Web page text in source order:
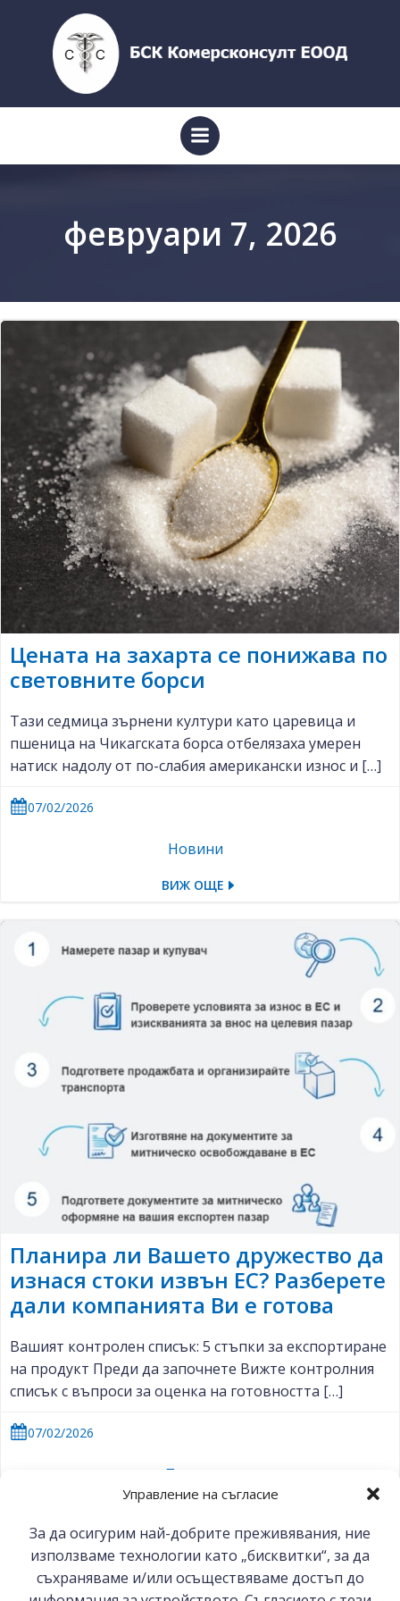
Управление на съгласие
За да осигурим най-добрите преживявания, ние
използваме технологии като „бисквитки“, за да
съхраняваме и/или осъществяваме достъп до
content
февруари 7, 2026
Цената на захарта се понижава по
световните борси
Тази седмица зърнени култури като царевица и
пшеница на Чикагската борса отбелязаха умерен
натиск надолу от по-слабия американски износ и […]
07/02/2026
Новини
ВИЖ ОЩЕ
Планира ли Вашето дружество да
изнася стоки извън ЕС? Разберете
дали компанията Ви е готова
Вашият контролен списък: 5 стъпки за експортиране
на продукт Преди да започнете Вижте контролния
списък с въпроси за оценка на готовността […]
07/02/2026
Полезно